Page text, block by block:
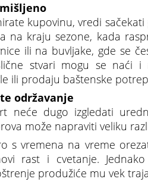
kupovinu, vredi
na kraju sezone, kada
ili na buvljake, gde se
stvari mogu se naći
ili prodaju baštenske
održavanje
neće dugo izgledati
može napraviti veliku
s vremena na vreme
rast i cvetanje.
produžiće mu vek